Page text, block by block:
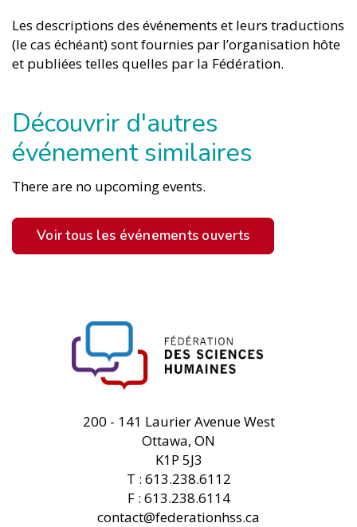
Les descriptions des événements et leurs traductions
(le cas échéant) sont fournies par l’organisation hôte
et publiées telles quelles par la Fédération.
Découvrir d'autres
événement similaires
There are no upcoming events.
Voir tous les événements ouverts
200 - 141 Laurier Avenue West
Ottawa, ON
K1P 5J3
T : 613.238.6112
F : 613.238.6114
contact@federationhss.ca